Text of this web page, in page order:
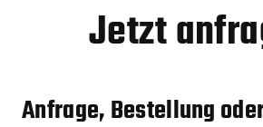
Jetzt
Anfrage, Bestellung